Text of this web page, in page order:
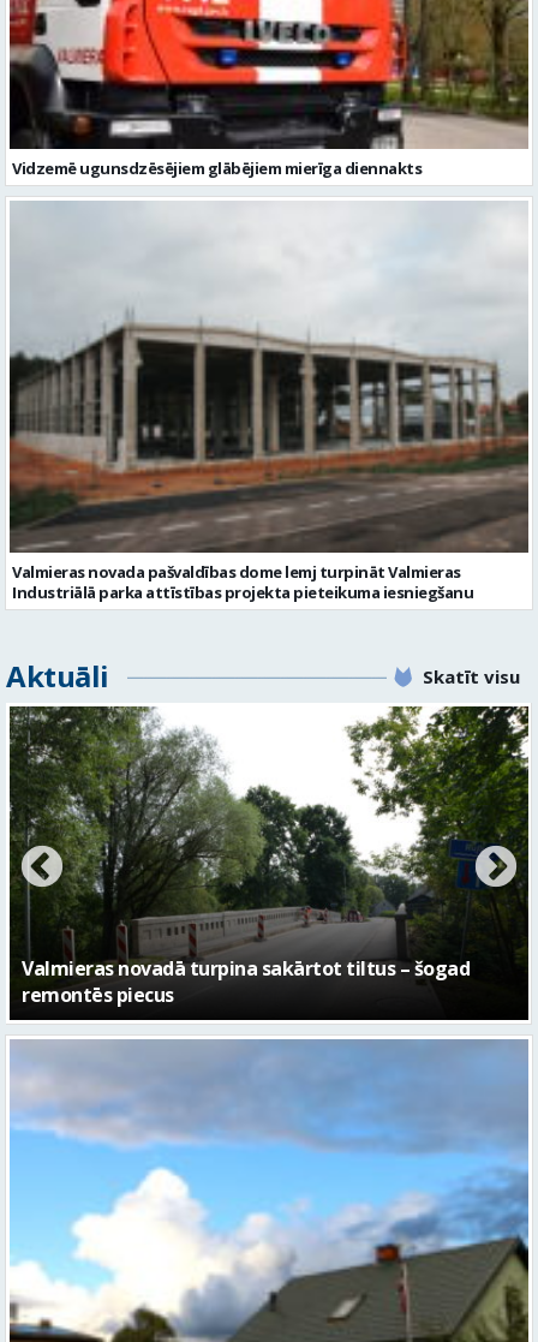
Vidzemē ugunsdzēsējiem glābējiem mierīga diennakts
Valmieras novada pašvaldības dome lemj turpināt Valmieras
Industriālā parka attīstības projekta pieteikuma iesniegšanu
Aktuāli Skatīt visu
No pagaidu teātra līdz laikmetīgās kultūras centram
– kā attīstīsies “Kurtuve”